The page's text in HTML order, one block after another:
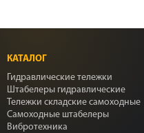
КАТАЛОГ
Гидравлические тележки
Штабелеры гидравлические
Тележки складские самоходные
Самоходные штабелеры
Вибротехника